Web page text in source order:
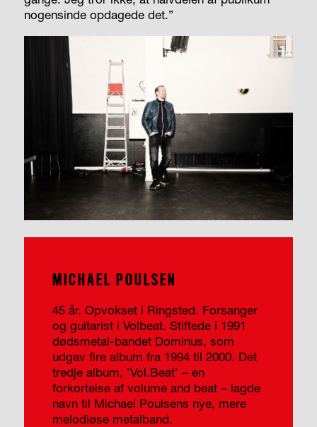
nogensinde opdagede det.”
MICHAEL POULSEN
45 år. Opvokset i Ringsted. Forsanger
og guitarist i Volbeat. Stiftede i 1991
dødsmetal-bandet Dominus, som
udgav fire album fra 1994 til 2000. Det
tredje album, ’Vol.Beat’ – en
forkortelse af volume and beat – lagde
navn til Michael Poulsens nye, mere
melodiøse metalband.